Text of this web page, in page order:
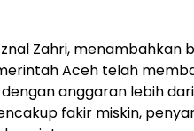
Zahri, menambahkan
Aceh telah
anggaran lebih dari
fakir miskin,